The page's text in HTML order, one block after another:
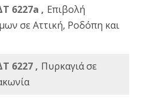
6227a , Επιβολή
σε Αττική, Ροδόπη και
6227 , Πυρκαγιά σε